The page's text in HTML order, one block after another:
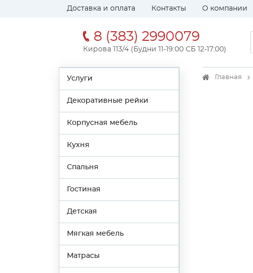
Доставка и оплата Контакты О компании
8 (383) 2990079
Кирова 113/4 (Будни 11-19:00 СБ 12-17:00)
Услуги
Декоративные рейки
Корпусная мебель
Кухня
Спальня
Гостиная
Детская
Мягкая мебель
Матрасы
Главная